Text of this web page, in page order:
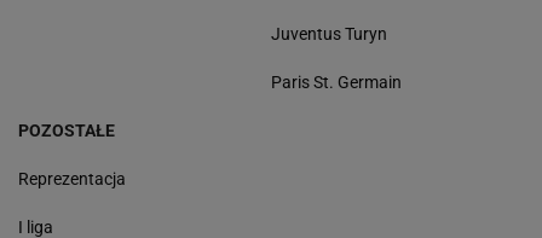
Juventus Turyn
Paris St. Germain
POZOSTAŁE
Reprezentacja
I liga